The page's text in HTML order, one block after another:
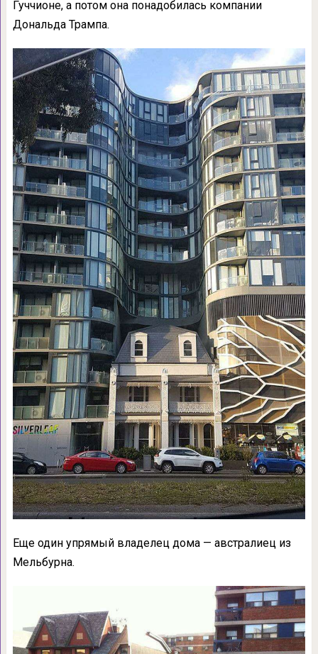
Гуччионе, а потом она понадобилась компании
Дональда Трампа.
Еще один упрямый владелец дома — австралиец из
Мельбурна.